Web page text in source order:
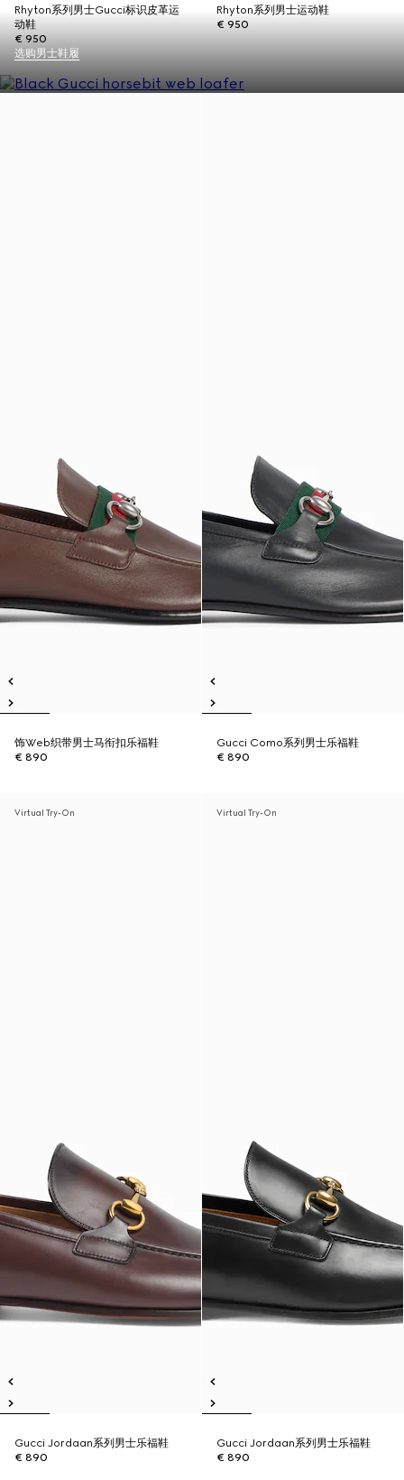
Rhyton系列男士Gucci标识皮革运
动鞋
€ 950
Rhyton系列男士运动鞋
€ 950
选购男士鞋履
饰Web织带男士马衔扣乐福鞋
€ 890
Gucci Como系列男士乐福鞋
€ 890
Virtual Try-On
Gucci Jordaan系列男士乐福鞋
€ 890
Virtual Try-On
Gucci Jordaan系列男士乐福鞋
€ 890